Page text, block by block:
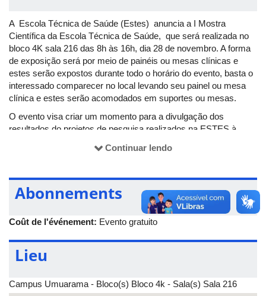
A Escola Técnica de Saúde (Estes) anuncia a I Mostra
Científica da Escola Técnica de Saúde, que será realizada no
bloco 4K sala 216 das 8h às 16h, dia 28 de novembro. A forma
de exposição será por meio de painéis ou mesas clínicas e
estes serão expostos durante todo o horário do evento, basta o
interessado comparecer no local levando seu painel ou mesa
clínica e estes serão acomodados em suportes ou mesas.
O evento visa criar um momento para a divulgação dos
resultados do projetos de pesquisa realizados na ESTES à
possíveis parcerias de pesquisa e que comissão e a própria
discentes presentes.
Mais informações:
E-mail:
sec.estes@estes.ufu.br
Continuar lendo
Abonnements
Coût de l'événement: Evento gratuito
Lieu
Campus Umuarama - Bloco(s) Bloco 4k - Sala(s) Sala 216